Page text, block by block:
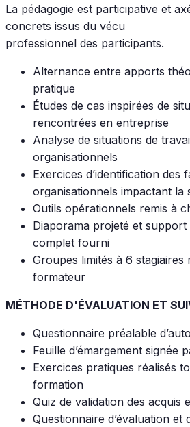
La pédagogie est participative et
concrets issus du vécu
professionnel des participants.
Alternance entre apports
pratique
Études de cas inspirées de
rencontrées en entreprise
Analyse de situations de
organisationnels
Exercices d’identification des
organisationnels impactant la
Outils opérationnels remis à
Diaporama projeté et
complet fourni
Groupes limités à 6 stagiaires
formateur
MÉTHODE D'ÉVALUATION ET
Questionnaire préalable
Feuille d’émargement signée
Exercices pratiques réalisés
formation
Quiz de validation des acquis
Questionnaire d’évaluation et